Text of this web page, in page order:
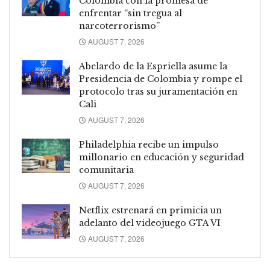
enfrentar “sin tregua al
narcoterrorismo”
AUGUST 7, 2026
Abelardo de la Espriella asume la
Presidencia de Colombia y rompe el
protocolo tras su juramentación en
Cali
AUGUST 7, 2026
Philadelphia recibe un impulso
millonario en educación y seguridad
comunitaria
AUGUST 7, 2026
Netflix estrenará en primicia un
adelanto del videojuego GTA VI
AUGUST 7, 2026